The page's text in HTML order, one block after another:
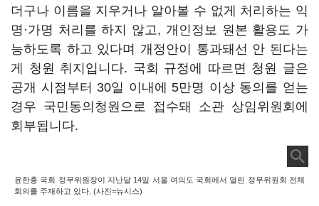
더구나 이름을 지우거나 알아볼 수 없게 처리하는 익
명·가명 처리를 하지 않고, 개인정보 원본 활용도 가
능하도록 하고 있다며 개정안이 통과돼선 안 된다는
게 청원 취지입니다. 국회 규정에 따르면 청원 글은
공개 시점부터 30일 이내에 5만명 이상 동의를 얻는
경우 국민동의청원으로 접수돼 소관 상임위원회에
회부됩니다.
윤한홍 국회 정무위원장이 지난달 14일 서울 여의도 국회에서 열린 정무위원회 전체
회의를 주재하고 있다. (사진=뉴시스)